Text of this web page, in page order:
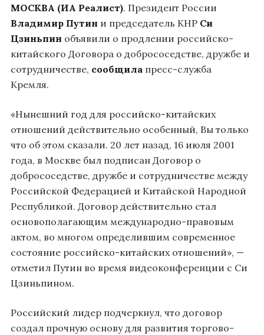
МОСКВА (ИА Реалист). Президент России
Владимир Путин и председатель КНР Си
Цзиньпин объявили о продлении российско-
китайского Договора о добрососедстве, дружбе и
сотрудничестве, сообщила пресс-служба
Кремля.
«Нынешний год для российско-китайских
отношений действительно особенный, Вы только
что об этом сказали. 20 лет назад, 16 июля 2001
года, в Москве был подписан Договор о
добрососедстве, дружбе и сотрудничестве между
Российской Федерацией и Китайской Народной
Республикой. Договор действительно стал
основополагающим международно-правовым
актом, во многом определившим современное
состояние российско-китайских отношений», —
отметил Путин во время видеоконференции с Си
Цзиньпином.
Российский лидер подчеркнул, что договор
создал прочную основу для развития торгово-